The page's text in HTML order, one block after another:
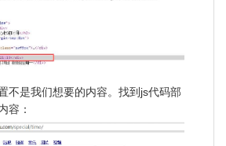
不是我们想要的内容。找到js代码部
容：